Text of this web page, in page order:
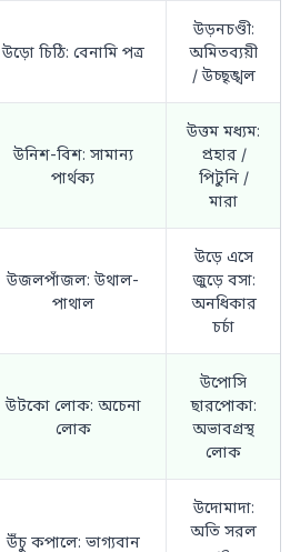
উড়ো চিঠি: বেনামি পত্র
উড়নচণ্ডী:
অমিতব্যয়ী
/ উচ্ছৃঙ্খল
উনিশ-বিশ: সামান্য
পার্থক্য
উত্তম মধ্যম:
প্রহার /
পিটুনি /
মারা
উজলপাঁজল: উথাল-
পাথাল
উড়ে এসে
জুড়ে বসা:
অনধিকার
চর্চা
উটকো লোক: অচেনা
লোক
উপোসি
ছারপোকা:
অভাবগ্রস্থ
লোক
উঁচু কপালে: ভাগ্যবান
উদোমাদা:
অতি সরল